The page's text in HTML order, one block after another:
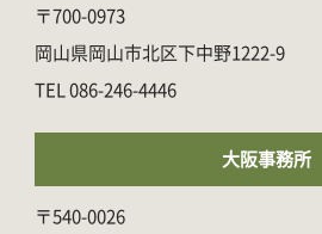
〒700-0973
岡山県岡山市北区下中野1222-9
086-246-4446
大阪事務所
〒540-0026